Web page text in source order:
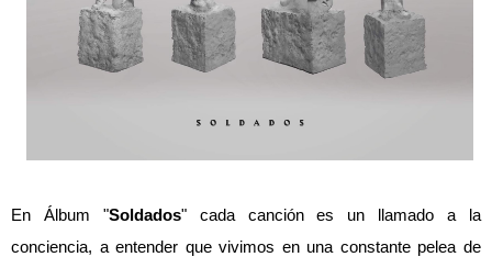
En Álbum "Soldados" cada canción es un llamado a la
conciencia, a entender que vivimos en una constante pelea de